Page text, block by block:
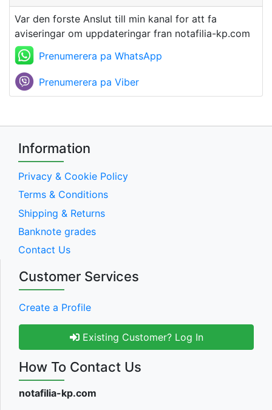
Var den forste Anslut till min kanal for att fa
aviseringar om uppdateringar fran notafilia-kp.com
Prenumerera pa WhatsApp
Prenumerera pa Viber
Information
Privacy & Cookie Policy
Terms & Conditions
Shipping & Returns
Banknote grades
Contact Us
Customer Services
Create a Profile
Existing Customer? Log In
How To Contact Us
notafilia-kp.com